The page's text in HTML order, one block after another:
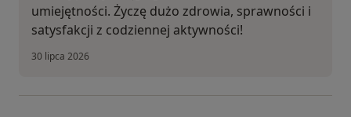
umiejętności. Życzę dużo zdrowia, sprawności i
satysfakcji z codziennej aktywności!
30 lipca 2026